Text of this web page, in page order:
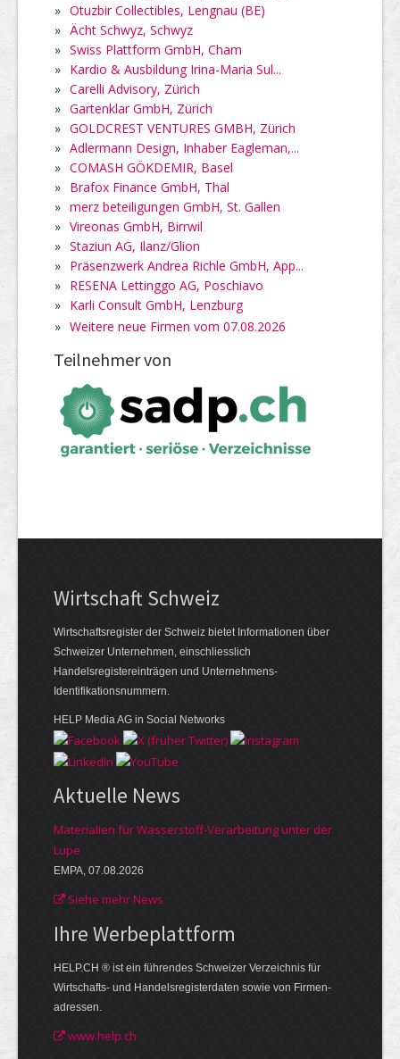
» Otuzbir Collectibles, Lengnau (BE)
» Ächt Schwyz, Schwyz
» Swiss Plattform GmbH, Cham
» Kardio & Ausbildung Irina-Maria Sul...
» Carelli Advisory, Zürich
» Gartenklar GmbH, Zürich
» GOLDCREST VENTURES GMBH, Zürich
» Adlermann Design, Inhaber Eagleman,...
» COMASH GÖKDEMIR, Basel
» Brafox Finance GmbH, Thal
» merz beteiligungen GmbH, St. Gallen
» Vireonas GmbH, Birrwil
» Staziun AG, Ilanz/Glion
» Präsenzwerk Andrea Richle GmbH, App...
» RESENA Lettinggo AG, Poschiavo
» Karli Consult GmbH, Lenzburg
» Weitere neue Firmen vom 07.08.2026
Teilnehmer von
Wirtschaft Schweiz
Wirtschaftsregister der Schweiz bietet Informationen über
Schweizer Unternehmen, einschliesslich
Handelsregistereinträgen und Unternehmens-
Identifikationsnummern.
HELP Media AG in Social Networks
Aktuelle News
Materialien für Wasserstoff-Verarbeitung unter der
Lupe
EMPA, 07.08.2026
Siehe mehr News
Ihre Werbe­plattform
HELP.CH ® ist ein führendes Schweizer Verzeichnis für
Wirtschafts- und Handelsregisterdaten sowie von Firmen­
adressen.
www.help.ch